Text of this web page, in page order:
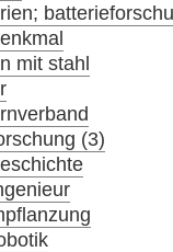
mit stahl
(3)